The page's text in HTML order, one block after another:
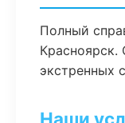
Полный
Красноярск.
экстренных
Наши